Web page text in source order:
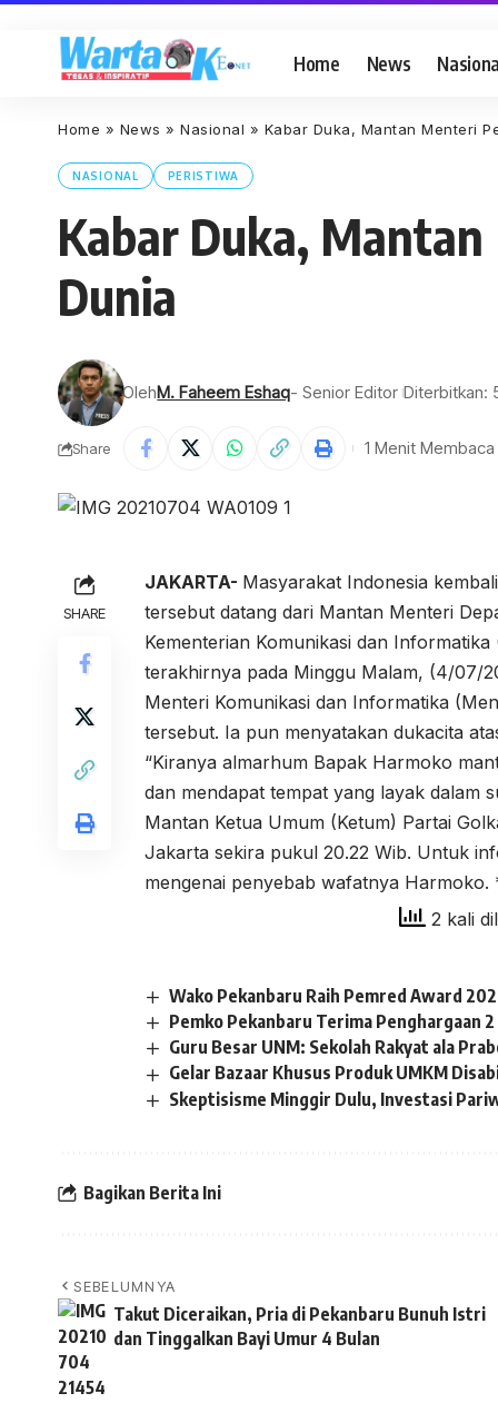
Home News
Home » News » Nasional » Kabar Duka, Mantan Menteri
NASIONAL PERISTIWA
Kabar Duka,
Dunia
OlehM. Faheem Eshaq- Senior Editor Diterbitkan:
Share 1 Menit Membaca
SHARE
JAKARTA- Masyarakat Indonesia
tersebut datang dari Mantan Menteri
Kementerian Komunikasi dan
terakhirnya pada Minggu Malam, (4/07/
Menteri Komunikasi dan Informatika
tersebut. Ia pun menyatakan dukacita
“Kiranya almarhum Bapak Harmoko
dan mendapat tempat yang layak dalam
Mantan Ketua Umum (Ketum) Partai
Jakarta sekira pukul 20.22 Wib. Untuk
mengenai penyebab wafatnya
2 kali
Wako Pekanbaru Raih Pemred Award
Pemko Pekanbaru Terima Penghargaan 2
Guru Besar UNM: Sekolah Rakyat ala
Gelar Bazaar Khusus Produk UMKM
Skeptisisme Minggir Dulu, Investasi
Bagikan Berita Ini
SEBELUMNYA
Takut Diceraikan, Pria di Pekanbaru Bunuh Istri
dan Tinggalkan Bayi Umur 4 Bulan